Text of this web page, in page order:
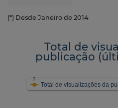
(*) Desde Janeiro de 2014
Total de
publicação
Total de visualizações da
2